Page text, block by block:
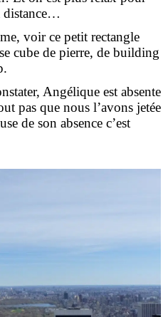
voir ce petit rectangle
cube de pierre, de building
Angélique est absente
pas que nous l’avons jetée
de son absence c’est